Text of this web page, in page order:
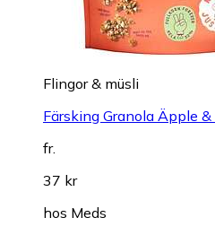
Flingor & müsli
Färsking Granola Äpple
fr.
37 kr
hos Meds